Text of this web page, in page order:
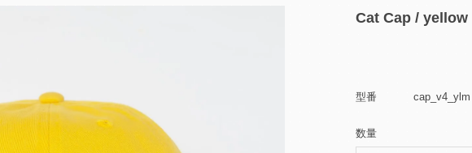
Cat Cap /
型番 cap_v4_ylm
数量